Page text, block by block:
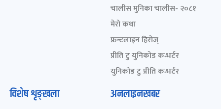
चालीस मुनिका चालीस- २०८१
मेरो कथा
फ्रन्टलाइन हिरोज्
प्रीति टु युनिकोड कन्भर्टर
युनिकोड टु प्रीति कन्भर्टर
विशेष शृङ्खला अनलाइनखबर